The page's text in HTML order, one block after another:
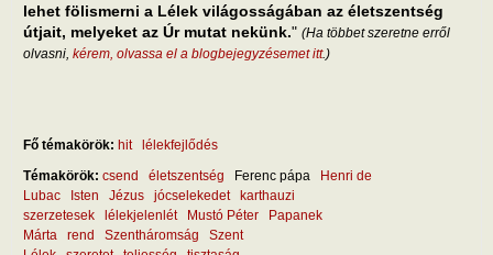
lehet fölismerni a Lélek világosságában az életszentség
útjait, melyeket az Úr mutat nekünk." (Ha többet szeretne erről
olvasni, kérem, olvassa el a blogbejegyzésemet itt.)
Fő témakörök: hit
lélekfejlődés
Témakörök: csend életszentség Ferenc pápa
Henri de
Lubac
Isten Jézus jócselekedet
karthauzi
szerzetesek
lélekjelenlét Mustó Péter
Papanek
Márta
rend Szentháromság
Szent